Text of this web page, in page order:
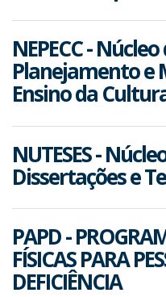
NEPECC -
Planejamento e
Ensino da
NUTESES -
Dissertações e
PAPD -
FÍSICAS PARA
DEFICIÊNCIA